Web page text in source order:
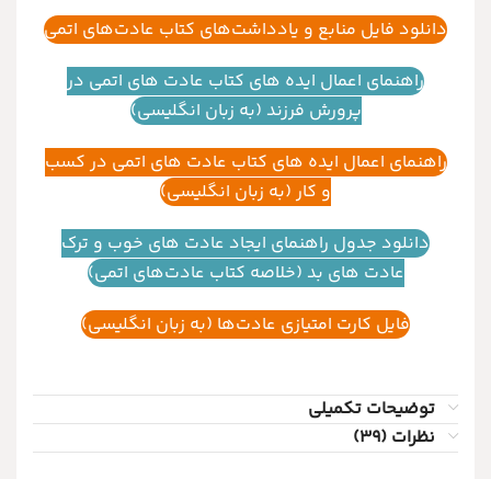
دانلود فایل منابع و یادداشت‌های کتاب عادت‌های اتمی
راهنمای اعمال ایده های کتاب عادت های اتمی در
پرورش فرزند (به زبان انگلیسی)
راهنمای اعمال ایده های کتاب عادت های اتمی در کسب
و کار (به زبان انگلیسی)
دانلود جدول راهنمای ایجاد عادت های خوب و ترک
عادت های بد (خلاصه کتاب عادت‌های اتمی)
فایل کارت امتیازی عادت‌ها (به زبان انگلیسی)
توضیحات تکمیلی
نظرات (39)